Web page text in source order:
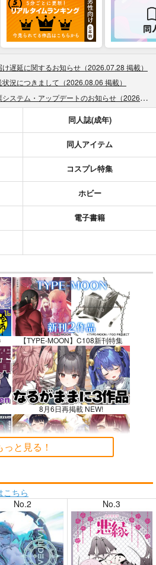
遅延に関するお知らせ（2026.07.28 掲載）
況につきまして（2026.08.06 掲載）
ム・アップデートのお知らせ（2026.05.07 掲載）
店頭受取サービス開始のお知らせ（2026.01.05 更新｜2025.12.30 掲載）
イン変換キャンペーン」終了のお知らせ（2025.11.21 掲載）
いて（2025.09.19 更新｜2025.08.01 掲載）
のお知らせ（2024.11.20 掲載）
同人誌(成年)
同人アイテム
コスプレ特集
ホビー
電子書籍
【TYPE-MOON】C108新刊特集
8月6日再掲載 NEW!
8月3日掲載
っと見る！
こちら
No.2 No.3